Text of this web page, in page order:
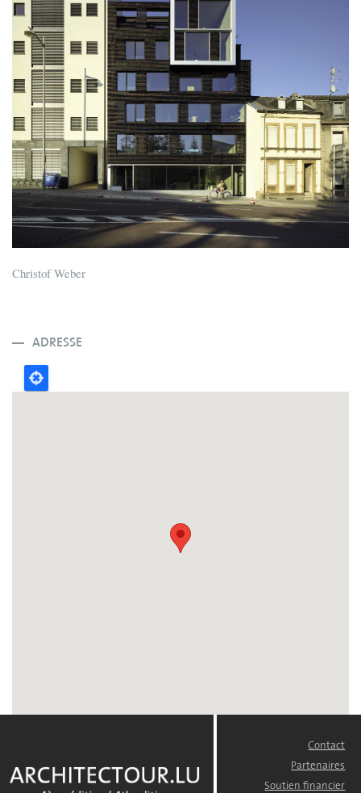
Christof Weber
ADRESSE
Contact
Partenaires
Soutien financier